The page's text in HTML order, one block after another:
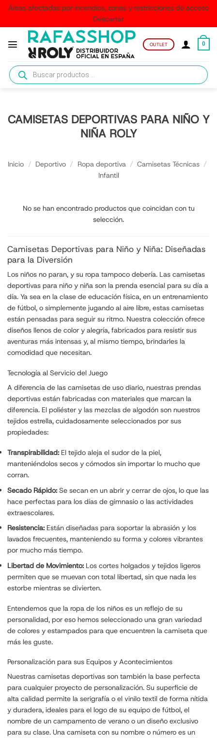
Áreas afectadas por incendios, zonas y restricciones de acceso
Descartar
contenido
OUTLET 0
Búsqueda
de
productos
CAMISETAS DEPORTIVAS PARA NIÑO Y
NIÑA ROLY
Inicio / Deportivo / Ropa deportiva / Camisetas Técnicas /
Infantil
No se han encontrado productos que coincidan con tu
selección.
Camisetas Deportivas para Niño y Niña: Diseñadas
para la Diversión
Los niños no paran, y su ropa tampoco debería. Las camisetas
deportivas para niño y niña son la prenda esencial para su día a
día. Ya sea en la clase de educación física, en un entrenamiento
de fútbol, o simplemente jugando al aire libre, estas camisetas
están pensadas para seguir su ritmo. Nuestra colección ofrece
diseños llenos de color y alegría, fabricados para resistir sus
aventuras más intensas y, al mismo tiempo, brindarles la
comodidad que necesitan.
Tecnología al Servicio del Juego
A diferencia de las camisetas de uso diario, nuestras prendas
deportivas están fabricadas con materiales que marcan la
diferencia. El poliéster y las mezclas de algodón son nuestros
tejidos estrella, cuidadosamente seleccionados por sus
propiedades:
Transpirabilidad: El tejido aleja el sudor de la piel,
manteniéndolos secos y cómodos sin importar lo mucho que
corran.
Secado Rápido: Se secan en un abrir y cerrar de ojos, lo que las
hace perfectas para los días de gimnasio o las actividades
extraescolares.
Resistencia: Están diseñadas para soportar la abrasión y los
lavados frecuentes, manteniendo su forma y colores vibrantes
por mucho más tiempo.
Libertad de Movimiento: Los cortes holgados y tejidos ligeros
permiten que se muevan con total libertad, sin que nada les
estorbe mientras se divierten.
Entendemos que la ropa de los niños es un reflejo de su
personalidad, por eso hemos seleccionado una gran variedad
de colores y estampados para que encuentren la camiseta que
más les guste.
Personalización para sus Equipos y Acontecimientos
Nuestras camisetas deportivas son también la base perfecta
para cualquier proyecto de personalización. Su superficie de
alta calidad permite la serigrafía o el vinilo textil de forma nítida
y duradera, ideales para el logo de su equipo de fútbol, el
nombre de un campamento de verano o un diseño exclusivo
para su clase. Una camiseta con su nombre o número es un